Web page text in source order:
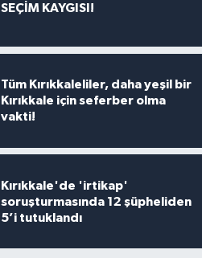
SEÇİM KAYGISI!
Tüm Kırıkkaleliler, daha yeşil bir
Kırıkkale için seferber olma
vakti!
Kırıkkale'de 'irtikap'
soruşturmasında 12 şüpheliden
5’i tutuklandı